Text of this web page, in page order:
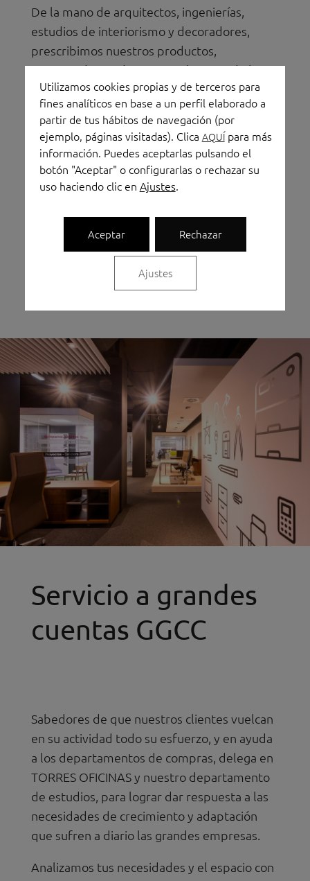
De la mano de arquitectos, ingenierías,
estudios de interiorismo y decoradores,
prescribimos nuestros productos,
asesorando a todos estos colectivos de las
últimas tendencias en auge.
Nuestro showroom está enfocado, no sólo a
aquellos clientes, pymes o grandes cuentas
que vienen a recoger su proyecto, sino a
todos los prescriptores que realizan sus
Cuenta con tu showroom en el centro de
Zaragoza.
Servicio a grandes
cuentas GGCC
Sabedores de que nuestros clientes vuelcan
en su actividad todo su esfuerzo, y en ayuda
a los departamentos de compras, delega en
TORRES OFICINAS y nuestro departamento
de estudios, para lograr dar respuesta a las
necesidades de crecimiento y adaptación
que sufren a diario las grandes empresas.
Analizamos tus necesidades y el espacio con
Utilizamos cookies propias y de terceros para
fines analíticos en base a un perfil elaborado a
partir de tus hábitos de navegación (por
ejemplo, páginas visitadas). Clica AQUÍpara más
información. Puedes aceptarlas pulsando el
botón "Aceptar" o configurarlas o rechazar su
uso haciendo clic en Ajustes.
Aceptar Rechazar
Ajustes